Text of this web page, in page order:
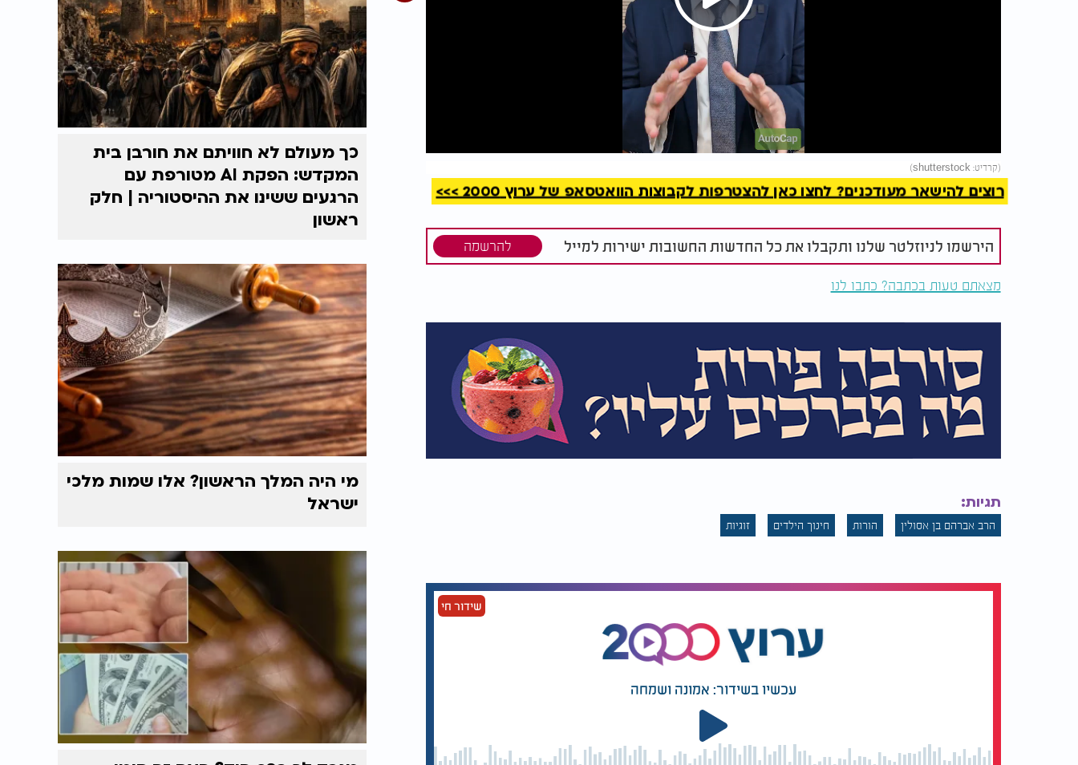
Play
Video
(קרדיט: shutterstock)
להמשך קריאה
רוצים להישאר מעודכנים? לחצו כאן להצטרפות לקבוצות הוואטסאפ של ערוץ 2000 >>>
הירשמו לניוזלטר שלנו ותקבלו את כל החדשות החשובות ישירות למייל להרשמה
מצאתם טעות בכתבה? כתבו לנו
תגיות:
הרב אברהם בן אסולין הורות חינוך הילדים זוגיות
שידור חי
עכשיו בשידור: אמונה ושמחה
כך מעולם לא חוויתם את חורבן בית
המקדש: הפקת AI מטורפת עם
הרגעים ששינו את ההיסטוריה | חלק
ראשון
מי היה המלך הראשון? אלו שמות מלכי
ישראל